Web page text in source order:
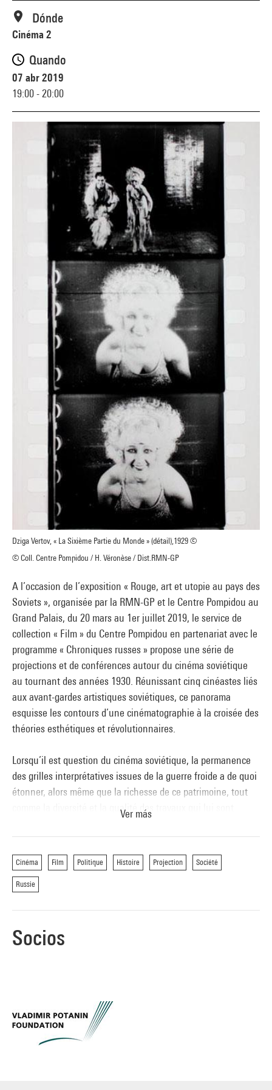
Dziga Vertov, « La Sixième Partie du Monde » (détail),1929 ©
© Coll. Centre Pompidou / H. Véronèse / Dist.RMN-GP
A l’occasion de l’exposition « Rouge, art et utopie au pays des
Soviets », organisée par la RMN-GP et le Centre Pompidou au
Grand Palais, du 20 mars au 1er juillet 2019, le service de
collection « Film » du Centre Pompidou en partenariat avec le
programme « Chroniques russes » propose une série de
projections et de conférences autour du cinéma soviétique
au tournant des années 1930. Réunissant cinq cinéastes liés
aux avant-gardes artistiques soviétiques, ce panorama
esquisse les contours d’une cinématographie à la croisée des
théories esthétiques et révolutionnaires.
Lorsqu’il est question du cinéma soviétique, la permanence
des grilles interprétatives issues de la guerre froide a de quoi
étonner, alors même que la richesse de ce patrimoine, tout
comme la diversité et la qualité des travaux qui lui sont
ces clichés, à voir d’autres films, et surtout à repenser la
production soviétique dans les évolutions mondiales du
cinéma.
Sixième Partie du monde
d’actualité, de la comédie, ou du film d’artiste à succès ; c’est
cette œuvre. Au dixième anniversaire d’Octobre, il ne doit
plus y a avoir un seul Toungouse qui n’ait pas vu
Partie du monde. »
Ver más
Cinéma Film Politique Histoire Projection Société
Russie
Dónde
Cinéma 2
Quando
07 abr 2019
19:00 - 20:00
Socios